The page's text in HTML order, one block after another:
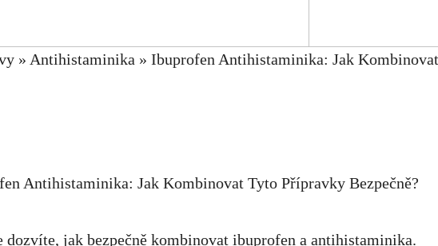
» Antihistaminika » Ibuprofen Antihistaminika: Jak
dozvíte, jak bezpečně ‌kombinovat ibuprofen a antihistaminika.